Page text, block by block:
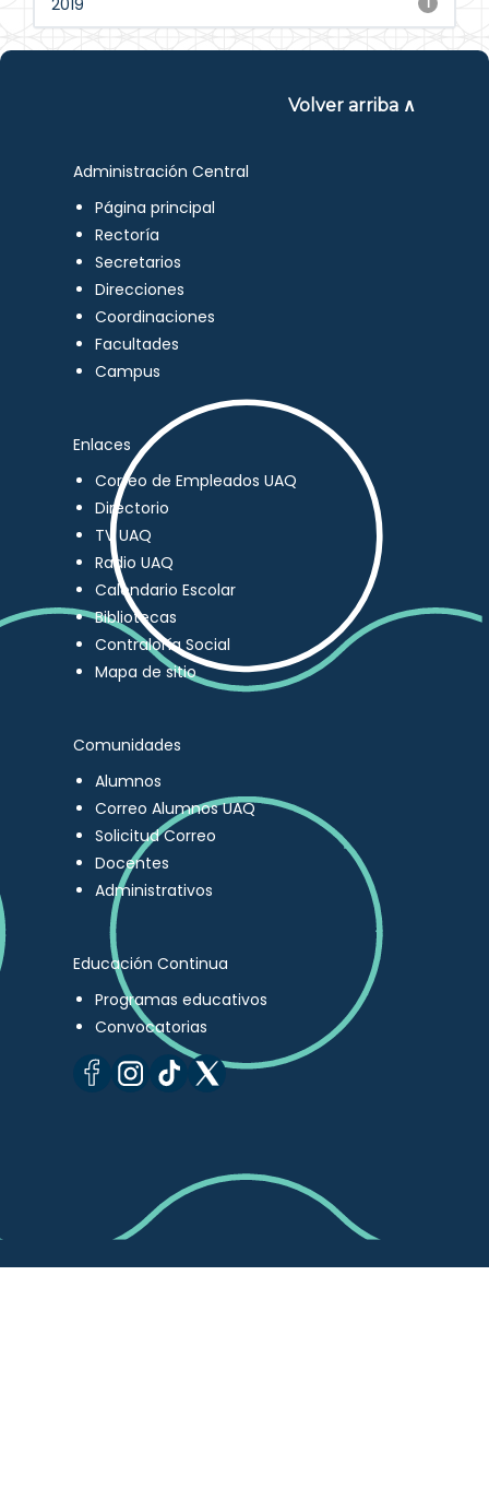
2019
Volver arriba ∧
Administración Central
Página principal
Rectoría
Secretarios
Direcciones
Coordinaciones
Facultades
Campus
Enlaces
Correo de Empleados UAQ
Directorio
TV UAQ
Radio UAQ
Calendario Escolar
Bibliotecas
Contraloría Social
Mapa de sitio
Comunidades
Alumnos
Correo Alumnos UAQ
Solicitud Correo
Docentes
Administrativos
Educación Continua
Programas educativos
Convocatorias